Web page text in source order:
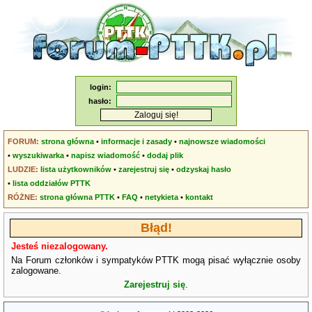
login:
hasło:
FORUM: strona główna •informacje i zasady •najnowsze wiadomości
•wyszukiwarka •napisz wiadomość •dodaj plik
LUDZIE: lista użytkowników •zarejestruj się •odzyskaj hasło
•lista oddziałów PTTK
RÓŻNE: strona główna PTTK •FAQ •netykieta •kontakt
Błąd!
Jesteś niezalogowany.
Na Forum członków i sympatyków PTTK mogą pisać wyłącznie osoby
zalogowane.
Zarejestruj się.